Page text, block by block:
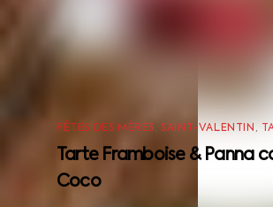
FÊTES DES MÈRES,SAINT-VALENTIN ,
Tarte Framboise & Panna
Coco